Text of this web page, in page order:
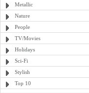
Metallic
Nature
People
TV/Movies
Holidays
Sci-Fi
Stylish
Top 10